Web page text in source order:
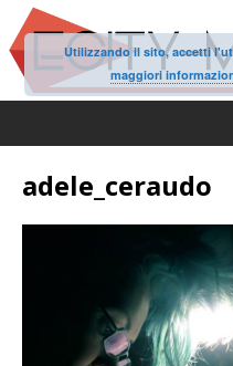
adele_ceraudo
Utilizzando il sito, accetti
maggiori